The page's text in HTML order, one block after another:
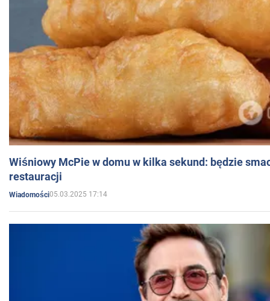
Wiśniowy McPie w domu w kilka sekund: będzie
restauracji
Wiadomości05.03.2025 17:14